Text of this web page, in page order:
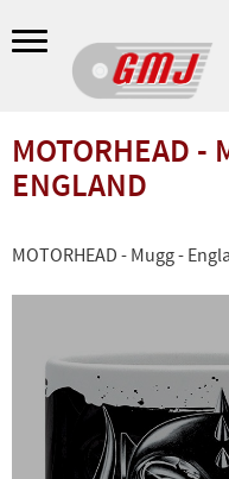
Meny
MOTORHEAD -
ENGLAND
MOTORHEAD - Mugg -